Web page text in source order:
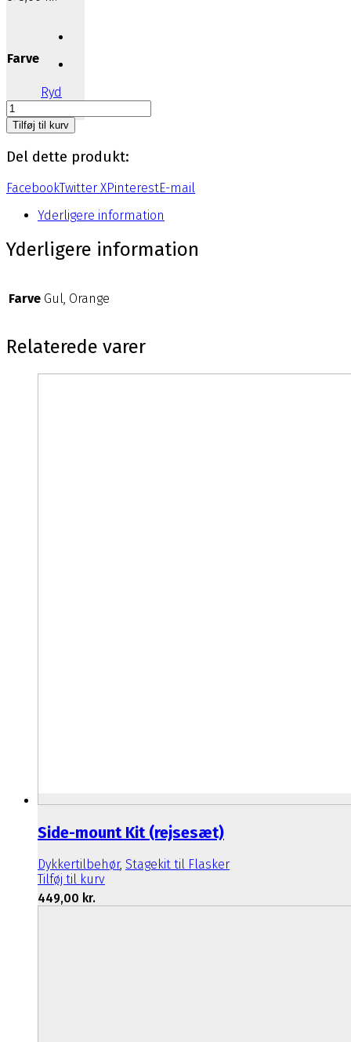
Farve
Ryd
DiveSystem
Deco
Bøje
/
bag
45
Tilføj til kurv
Del dette produkt:
FacebookTwitter XPinterestE-mail
Yderligere information
Yderligere information
Farve Gul, Orange
Relaterede varer
Side-mount Kit (rejsesæt)
Dykkertilbehør, Stagekit til Flasker
Tilføj til kurv
449,00 kr.